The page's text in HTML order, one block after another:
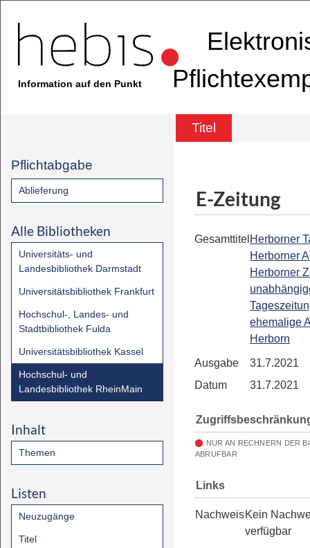
Information auf den Punkt
Titel
Pflichtabgabe
Ablieferung
Alle Bibliotheken
Universitäts- und
Landesbibliothek Darmstadt
Universitätsbibliothek Frankfurt
Hochschul-, Landes- und
Stadtbibliothek Fulda
Universitätsbibliothek Kassel
Hochschul- und
Landesbibliothek RheinMain
Inhalt
Themen
Listen
Neuzugänge
Titel
E-Zeitung
Gesamttitel Herborner
Herborner
Herborner
ehemalige
Herborn
Ausgabe
31.7.2021
Datum
31.7.2021
NUR AN RECHNERN DER
ABRUFBAR
Links
NachweisKein
verfügbar